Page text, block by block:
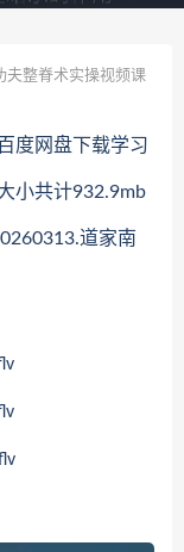
夫整脊术实操视频课
度网盘下载学习
小共计932.9mb
道家南